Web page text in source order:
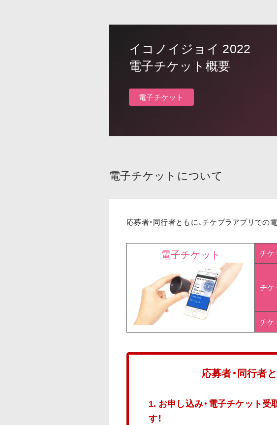
イコノイジョイ 2022
電子チケット概要
電子チケット
電子チケットについて
応募者・同行者ともに、チケプラアプリでの
電子チケット チケ
チケ
チケ
応募者・同行者
1. お申し込み・電子チケット
す！